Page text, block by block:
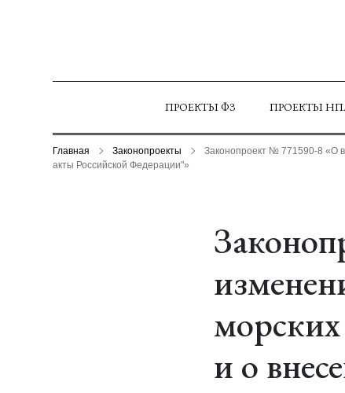
ПРОЕКТЫ ФЗ ПРОЕКТЫ
Главная Законопроекты
Законопроект № 771590-8 «О
акты Российской Федерации"»
и о